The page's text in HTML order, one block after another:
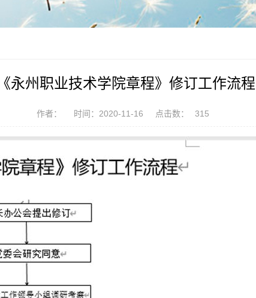
《永州职业技术学院章程》修订工作流程
作者： 时间：2020-11-16 点击数： 315